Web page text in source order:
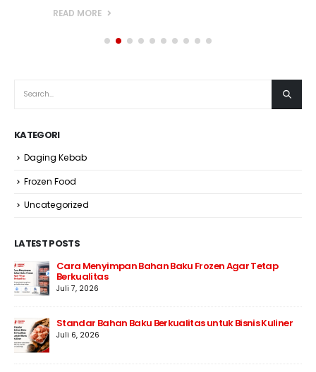
READ MORE
KATEGORI
Daging Kebab
Frozen Food
Uncategorized
LATEST POSTS
Cara Menyimpan Bahan Baku Frozen Agar Tetap
Berkualitas
Juli 7, 2026
Standar Bahan Baku Berkualitas untuk Bisnis Kuliner
Juli 6, 2026